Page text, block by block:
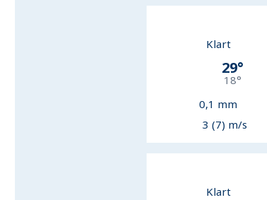
Klart
29°
18°
0,1 mm
3 (7) m/s
Klart